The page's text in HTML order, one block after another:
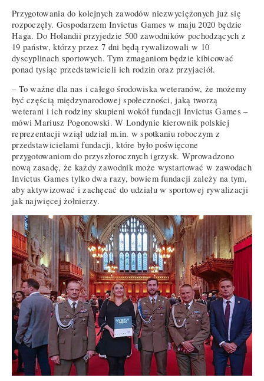
Przygotowania do kolejnych zawodów niezwyciężonych już się
rozpoczęły. Gospodarzem Invictus Games w maju 2020 będzie
Haga. Do Holandii przyjedzie 500 zawodników pochodzących z
19 państw, którzy przez 7 dni będą rywalizowali w 10
dyscyplinach sportowych. Tym zmaganiom będzie kibicować
ponad tysiąc przedstawicieli ich rodzin oraz przyjaciół.
– To ważne dla nas i całego środowiska weteranów, że możemy
być częścią międzynarodowej społeczności, jaką tworzą
weterani i ich rodziny skupieni wokół fundacji Invictus Games –
mówi Mariusz Pogonowski. W Londynie kierownik polskiej
reprezentacji wziął udział m.in. w spotkaniu roboczym z
przedstawicielami fundacji, które było poświęcone
przygotowaniom do przyszłorocznych igrzysk. Wprowadzono
nową zasadę, że każdy zawodnik może wystartować w zawodach
Invictus Games tylko dwa razy, bowiem fundacji zależy na tym,
aby aktywizować i zachęcać do udziału w sportowej rywalizacji
jak najwięcej żołnierzy.